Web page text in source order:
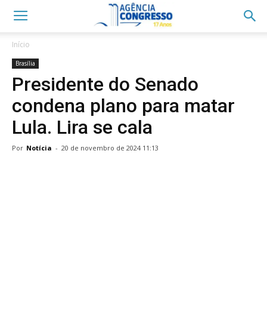
Início
Brasília
Presidente do Senado
condena plano para matar
Lula. Lira se cala
Por Notícia - 20 de novembro de 2024 11:13